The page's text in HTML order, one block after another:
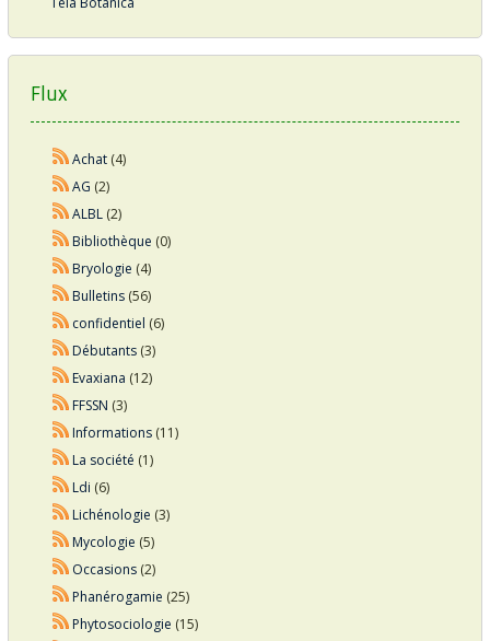
Flux
Achat(4)
AG (2)
ALBL(2)
Bibliothèque (0)
Bryologie (4)
Bulletins(56)
confidentiel (6)
Débutants(3)
Evaxiana (12)
FFSSN (3)
Informations(11)
La société (1)
Ldi (6)
Lichénologie (3)
Mycologie (5)
Occasions(2)
Phanérogamie (25)
Phytosociologie (15)